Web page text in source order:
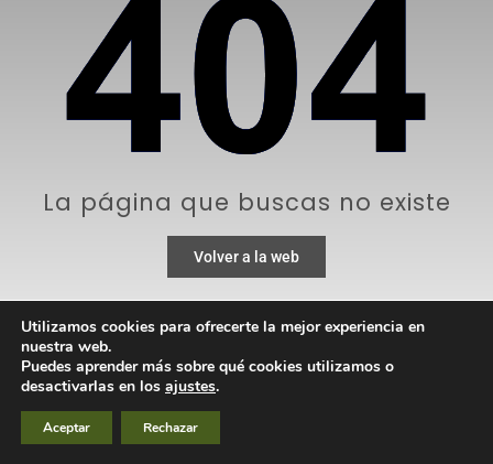
La página que buscas no existe
Volver a la web
Utilizamos cookies para ofrecerte la mejor experiencia en
nuestra web.
Puedes aprender más sobre qué cookies utilizamos o
desactivarlas en los ajustes.
Aceptar Rechazar